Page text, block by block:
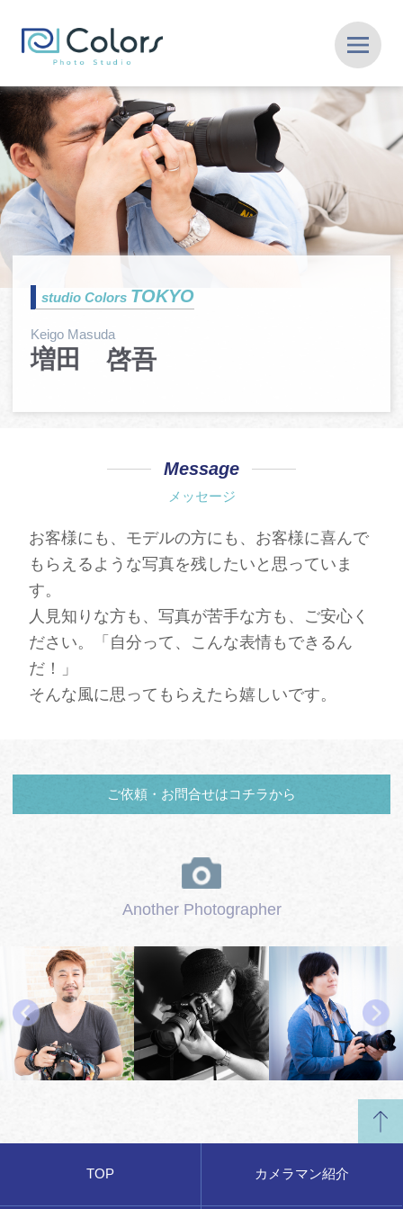
増田 啓吾
Keigo Masuda
studio Colors TOKYO
Message
メッセージ
お客様にも、モデルの方にも、お客様に喜んで
もらえるような写真を残したいと思っていま
す。
人見知りな方も、写真が苦手な方も、ご安心く
ださい。「自分って、こんな表情もできるん
だ！」
そんな風に思ってもらえたら嬉しいです。
ご依頼・お問合せはコチラから
Another Photographer
TOP カメラマン紹介